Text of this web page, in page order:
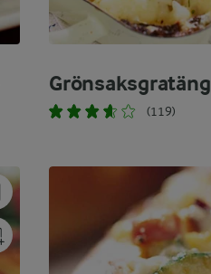
Grönsaksgratäng
(119)